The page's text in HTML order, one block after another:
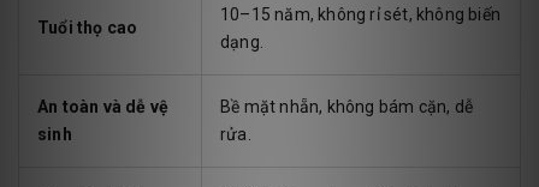
Tuổi thọ cao
10–15 năm, không rỉ sét, không biến
dạng.
An toàn và dễ vệ
sinh
Bề mặt nhẵn, không bám cặn, dễ
rửa.